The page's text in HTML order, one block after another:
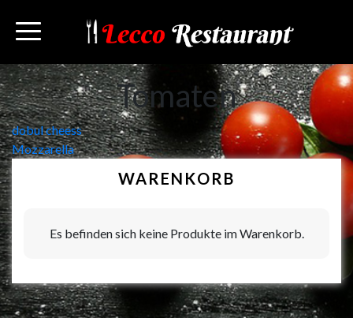
Tomaten
Beitragsnavigation
dobul cheess
Mozzarella
WARENKORB
Es befinden sich keine Produkte im Warenkorb.